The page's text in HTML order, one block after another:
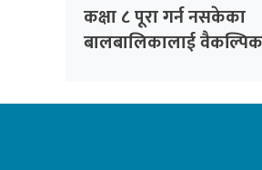
कक्षा ८ पूरा गर्न नसकेका
बालबालिकालाई वैकल्पिक